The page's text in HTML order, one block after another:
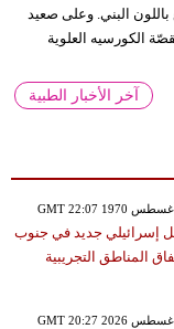
البني. وعلى صعيد
الكورسيه العلوية
آخر الأخبار الطبية
إسرائيلي جديد في جنوب
المناطق التجريبية